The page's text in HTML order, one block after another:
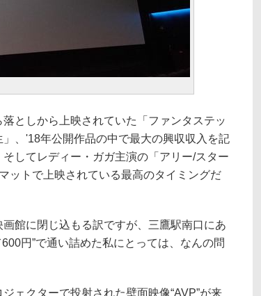
としから上映されていた「ファンタステッ
、'18年公開作品の中で最大の興収収入を記
してレディー・ガガ主演の「アリー/スター
ットで上映されている最高のタイミングだ
館に閉じ込もる訳ですが、三鷹駅南口にあ
円”で通い詰めた私にとっては、なんの問
ェクターで投射された壁面映像“AVP”が来